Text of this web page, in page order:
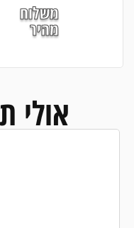
משלוח
מהיר
אולי